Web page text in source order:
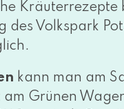
Kräuterrezepte
Volkspark
kann man am
Grünen